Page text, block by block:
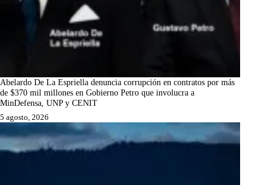
Abelardo De La Espriella denuncia corrupción en contratos por más
de $370 mil millones en Gobierno Petro que involucra a
MinDefensa, UNP y CENIT
5 agosto, 2026